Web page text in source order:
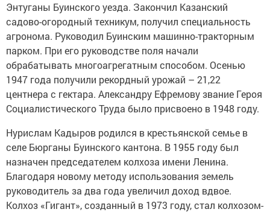
Энтуганы Буинского уезда. Закончил Казанский
садово-огородный техникум, получил специальность
агронома. Руководил Буинским машинно-тракторным
парком. При его руководстве поля начали
обрабатывать многоагрегатным способом. Осенью
1947 года получили рекордный урожай – 21,22
центнера с гектара. Александру Ефремову звание Героя
Социалистического Труда было присвоено в 1948 году.
Нурислам Кадыров родился в крестьянской семье в
селе Бюрганы Буинского кантона. В 1955 году был
назначен председателем колхоза имени Ленина.
Благодаря новому методу использования земель
руководитель за два года увеличил доход вдвое.
Колхоз «Гигант», созданный в 1973 году, стал колхозом-